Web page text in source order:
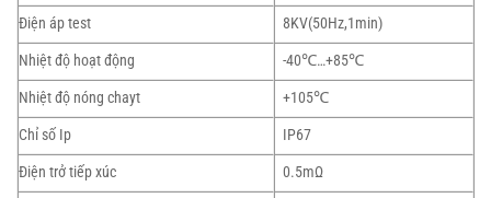
Điện áp test
8KV(50Hz,1min)
Nhiệt độ hoạt động
-40℃…+85℃
Nhiệt độ nóng chayt
+105℃
Chỉ số Ip
IP67
Điện trở tiếp xúc
0.5mΩ